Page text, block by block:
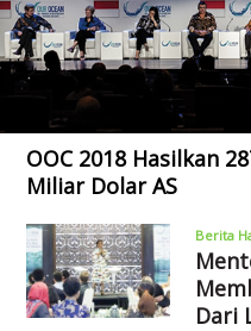
OOC 2018 Hasilkan
Miliar Dolar AS
Berita
Dari